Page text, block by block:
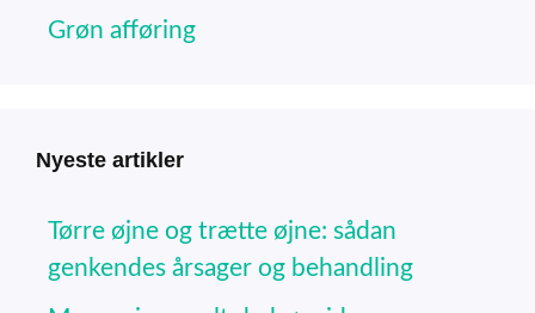
Grøn afføring
Nyeste artikler
Tørre øjne og trætte øjne: sådan
genkendes årsager og behandling